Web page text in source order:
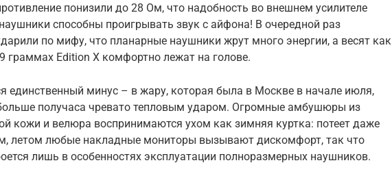
понизили до 28 Ом, что надобность во внешнем усилителе
способны проигрывать звук с айфона! В очередной раз
по мифу, что планарные наушники жрут много энергии, а весят как
граммах Edition X комфортно лежат на голове.
единственный минус – в жару, которая была в Москве в начале июля,
получаса чревато тепловым ударом. Огромные амбушюры из
кожи и велюра воспринимаются ухом как зимняя куртка: потеет даже
летом любые накладные мониторы вызывают дискомфорт, так что
лишь в особенностях эксплуатации полноразмерных наушников.